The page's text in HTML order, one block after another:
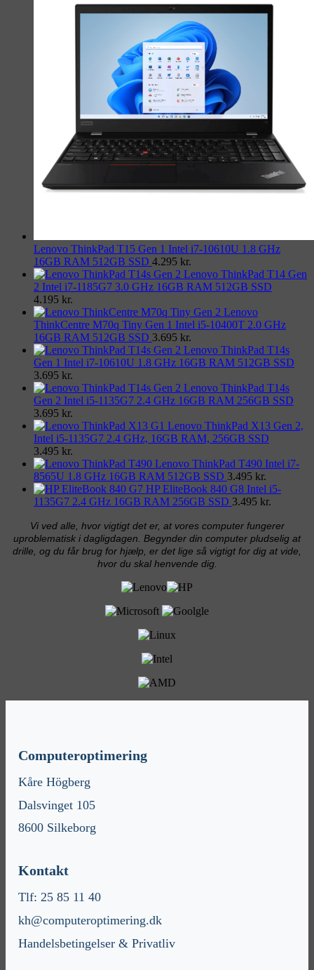
Lenovo ThinkPad T15 Gen 1 Intel i7-10610U 1.8 GHz
16GB RAM 512GB SSD 4.295 kr.
Lenovo ThinkPad T14 Gen
2 Intel i7-1185G7 3.0 GHz 16GB RAM 512GB SSD
4.195 kr.
Lenovo
ThinkCentre M70q Tiny Gen 1 Intel i5-10400T 2.0 GHz
16GB RAM 512GB SSD 3.695 kr.
Lenovo ThinkPad T14s
Gen 1 Intel i7-10610U 1.8 GHz 16GB RAM 512GB SSD
3.695 kr.
Lenovo ThinkPad T14s
Gen 2 Intel i5-1135G7 2.4 GHz 16GB RAM 256GB SSD
3.695 kr.
Lenovo ThinkPad X13 Gen 2,
Intel i5-1135G7 2.4 GHz, 16GB RAM, 256GB SSD
3.495 kr.
Lenovo ThinkPad T490 Intel i7-
8565U 1.8 GHz 16GB RAM 512GB SSD 3.495 kr.
HP EliteBook 840 G8 Intel i5-
1135G7 2.4 GHz 16GB RAM 256GB SSD 3.495 kr.
Vi ved alle, hvor vigtigt det er, at vores computer fungerer
uproblematisk i dagligdagen. Begynder din computer pludselig at
drille, og du får brug for hjælp, er det lige så vigtigt for dig at vide,
hvor du skal henvende dig.
Computeroptimering
Kåre Högberg
Dalsvinget 105
8600 Silkeborg
Kontakt
Tlf: 25 85 11 40
kh@computeroptimering.dk
Handelsbetingelser & Privatliv